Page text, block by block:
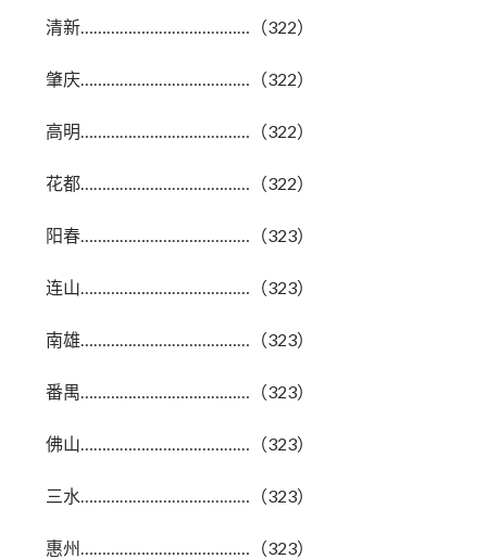
清新…………………………………（322）
肇庆…………………………………（322）
高明…………………………………（322）
花都…………………………………（322）
阳春…………………………………（323）
连山…………………………………（323）
南雄…………………………………（323）
番禺…………………………………（323）
佛山…………………………………（323）
三水…………………………………（323）
惠州…………………………………（323）